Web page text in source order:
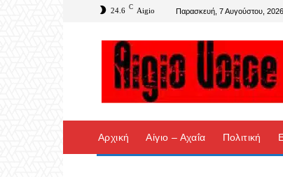
24.6 C Aigio Παρασκευή, 7 Αυγούστου, 2026
Αρχική Αίγιο – Αχαΐα Πολιτική